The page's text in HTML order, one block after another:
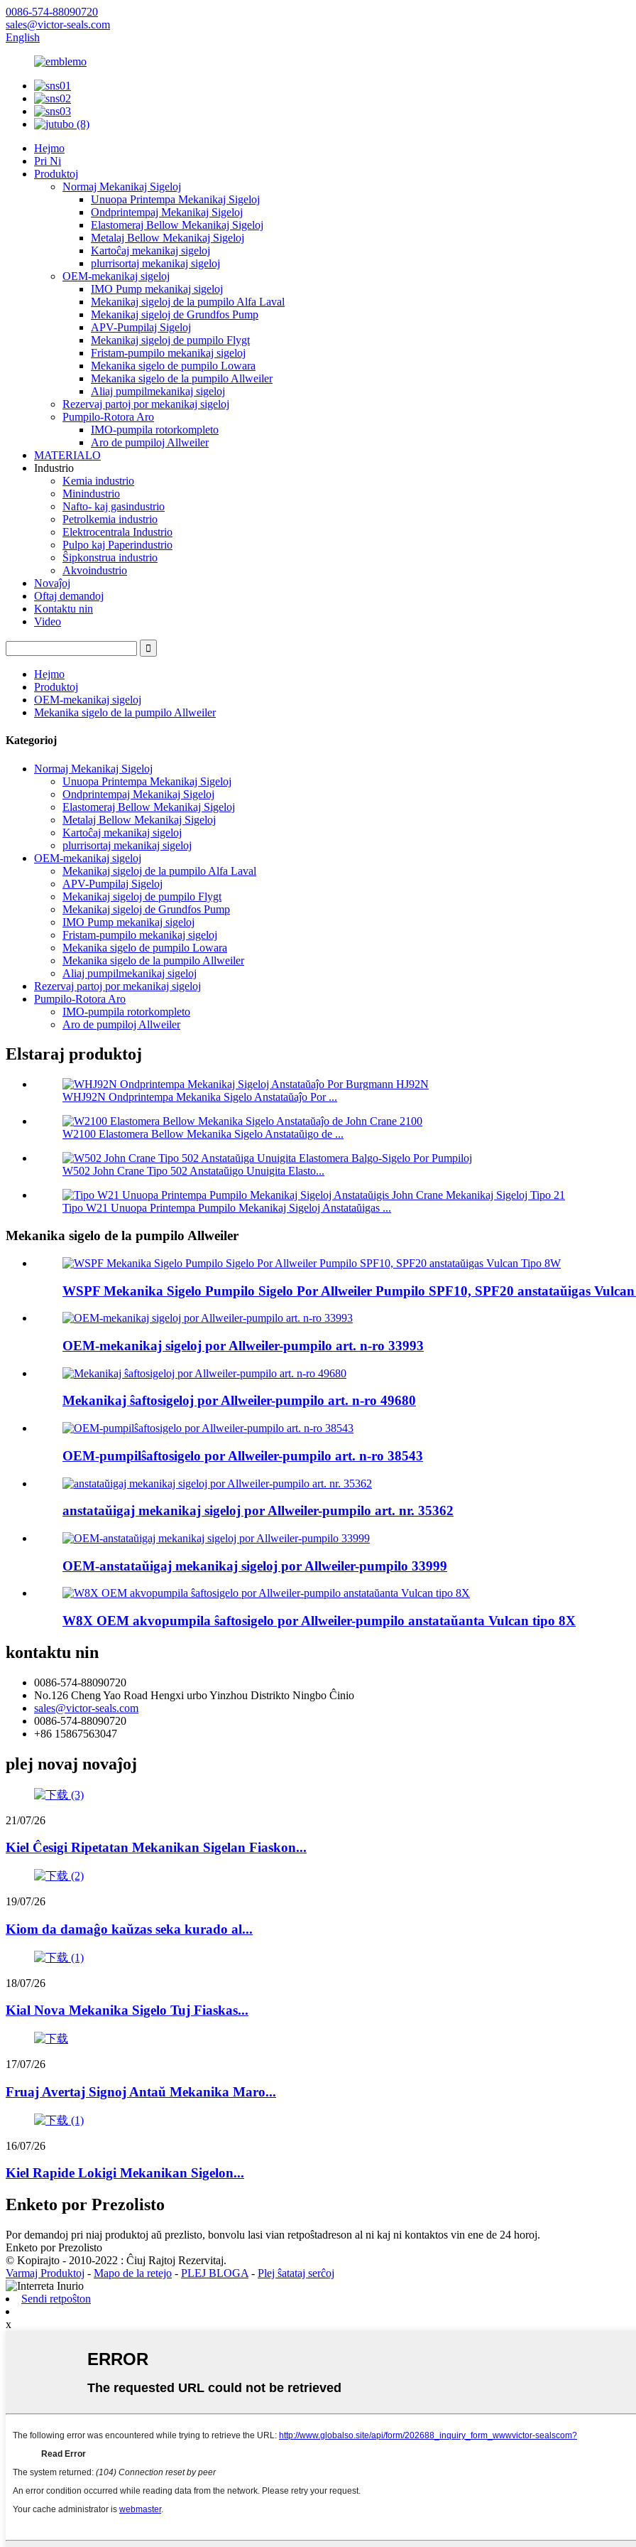
0086-574-88090720
sales@victor-seals.com
English
Hejmo
Pri Ni
Produktoj
Normaj Mekanikaj Sigeloj
Unuopa Printempa Mekanikaj Sigeloj
Ondprintempaj Mekanikaj Sigeloj
Elastomeraj Bellow Mekanikaj Sigeloj
Metalaj Bellow Mekanikaj Sigeloj
Kartoĉaj mekanikaj sigeloj
plurrisortaj mekanikaj sigeloj
OEM-mekanikaj sigeloj
IMO Pump mekanikaj sigeloj
Mekanikaj sigeloj de la pumpilo Alfa Laval
Mekanikaj sigeloj de Grundfos Pump
APV-Pumpilaj Sigeloj
Mekanikaj sigeloj de pumpilo Flygt
Fristam-pumpilo mekanikaj sigeloj
Mekanika sigelo de pumpilo Lowara
Mekanika sigelo de la pumpilo Allweiler
Aliaj pumpilmekanikaj sigeloj
Rezervaj partoj por mekanikaj sigeloj
Pumpilo-Rotora Aro
IMO-pumpila rotorkompleto
Aro de pumpiloj Allweiler
MATERIALO
Industrio
Kemia industrio
Minindustrio
Nafto- kaj gasindustrio
Petrolkemia industrio
Elektrocentrala Industrio
Pulpo kaj Paperindustrio
Ŝipkonstrua industrio
Akvoindustrio
Novaĵoj
Oftaj demandoj
Kontaktu nin
Video
Hejmo
Produktoj
OEM-mekanikaj sigeloj
Mekanika sigelo de la pumpilo Allweiler
Kategorioj
Normaj Mekanikaj Sigeloj
Unuopa Printempa Mekanikaj Sigeloj
Ondprintempaj Mekanikaj Sigeloj
Elastomeraj Bellow Mekanikaj Sigeloj
Metalaj Bellow Mekanikaj Sigeloj
Kartoĉaj mekanikaj sigeloj
plurrisortaj mekanikaj sigeloj
OEM-mekanikaj sigeloj
Mekanikaj sigeloj de la pumpilo Alfa Laval
APV-Pumpilaj Sigeloj
Mekanikaj sigeloj de pumpilo Flygt
Mekanikaj sigeloj de Grundfos Pump
IMO Pump mekanikaj sigeloj
Fristam-pumpilo mekanikaj sigeloj
Mekanika sigelo de pumpilo Lowara
Mekanika sigelo de la pumpilo Allweiler
Aliaj pumpilmekanikaj sigeloj
Rezervaj partoj por mekanikaj sigeloj
Pumpilo-Rotora Aro
IMO-pumpila rotorkompleto
Aro de pumpiloj Allweiler
Elstaraj produktoj
WHJ92N Ondprintempa Mekanika Sigelo Anstataŭaĵo Por ...
W2100 Elastomera Bellow Mekanika Sigelo Anstataŭigo de ...
W502 John Crane Tipo 502 Anstataŭigo Unuigita Elasto...
Tipo W21 Unuopa Printempa Pumpilo Mekanikaj Sigeloj Anstataŭigas ...
Mekanika sigelo de la pumpilo Allweiler
WSPF Mekanika Sigelo Pumpilo Sigelo Por Allweiler Pumpilo SPF10, SPF20 anstataŭigas
OEM-mekanikaj sigeloj por Allweiler-pumpilo art. n-ro 33993
Mekanikaj ŝaftosigeloj por Allweiler-pumpilo art. n-ro 49680
OEM-pumpilŝaftosigelo por Allweiler-pumpilo art. n-ro 38543
anstataŭigaj mekanikaj sigeloj por Allweiler-pumpilo art. nr. 35362
OEM-anstataŭigaj mekanikaj sigeloj por Allweiler-pumpilo 33999
W8X OEM akvopumpila ŝaftosigelo por Allweiler-pumpilo anstataŭanta Vulcan tipo 8X
kontaktu nin
0086-574-88090720
No.126 Cheng Yao Road Hengxi urbo Yinzhou Distrikto Ningbo Ĉinio
sales@victor-seals.com
0086-574-88090720
+86 15867563047
plej novaj novaĵoj
21/07/26
Kiel Ĉesigi Ripetatan Mekanikan Sigelan Fiaskon...
19/07/26
Kiom da damaĝo kaŭzas seka kurado al...
18/07/26
Kial Nova Mekanika Sigelo Tuj Fiaskas...
17/07/26
Fruaj Avertaj Signoj Antaŭ Mekanika Maro...
16/07/26
Kiel Rapide Lokigi Mekanikan Sigelon...
Enketo por Prezolisto
Por demandoj pri niaj produktoj aŭ prezlisto, bonvolu lasi vian retpoŝtadreson al ni kaj ni kontaktos vin ene de 24 horoj.
Enketo por Prezolisto
© Kopirajto - 2010-2022 : Ĉiuj Rajtoj Rezervitaj.
Varmaj Produktoj - Mapo de la retejo - PLEJ BLOGA - Plej ŝatataj serĉoj
Sendi retpoŝton
x